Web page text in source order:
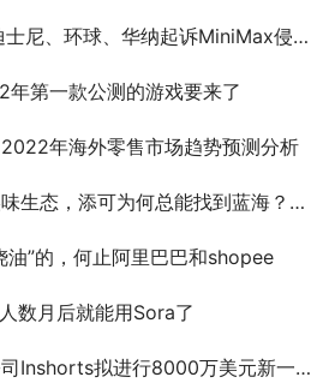
MiniMax侵权；苹果Apple Games正式上线；美团Keeta登陆科威特
第一款公测的游戏要来了
年海外零售市场趋势预测分析
添可为何总能找到蓝海？｜AWE潮电盛典
油”的，何止阿里巴巴和shopee
数月后就能用Sora了
拟进行8000万美元新一轮融资